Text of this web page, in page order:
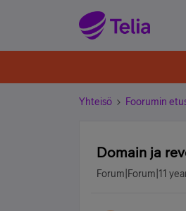
Yhteisö Foorumin
Domain ja
Forum|Forum|11